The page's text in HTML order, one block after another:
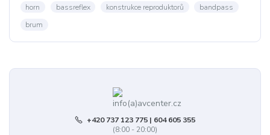
horn
bassreflex konstrukce reproduktorů
bandpass
brum
+420 737 123 775 | 604 605 355
(8:00 - 20:00)